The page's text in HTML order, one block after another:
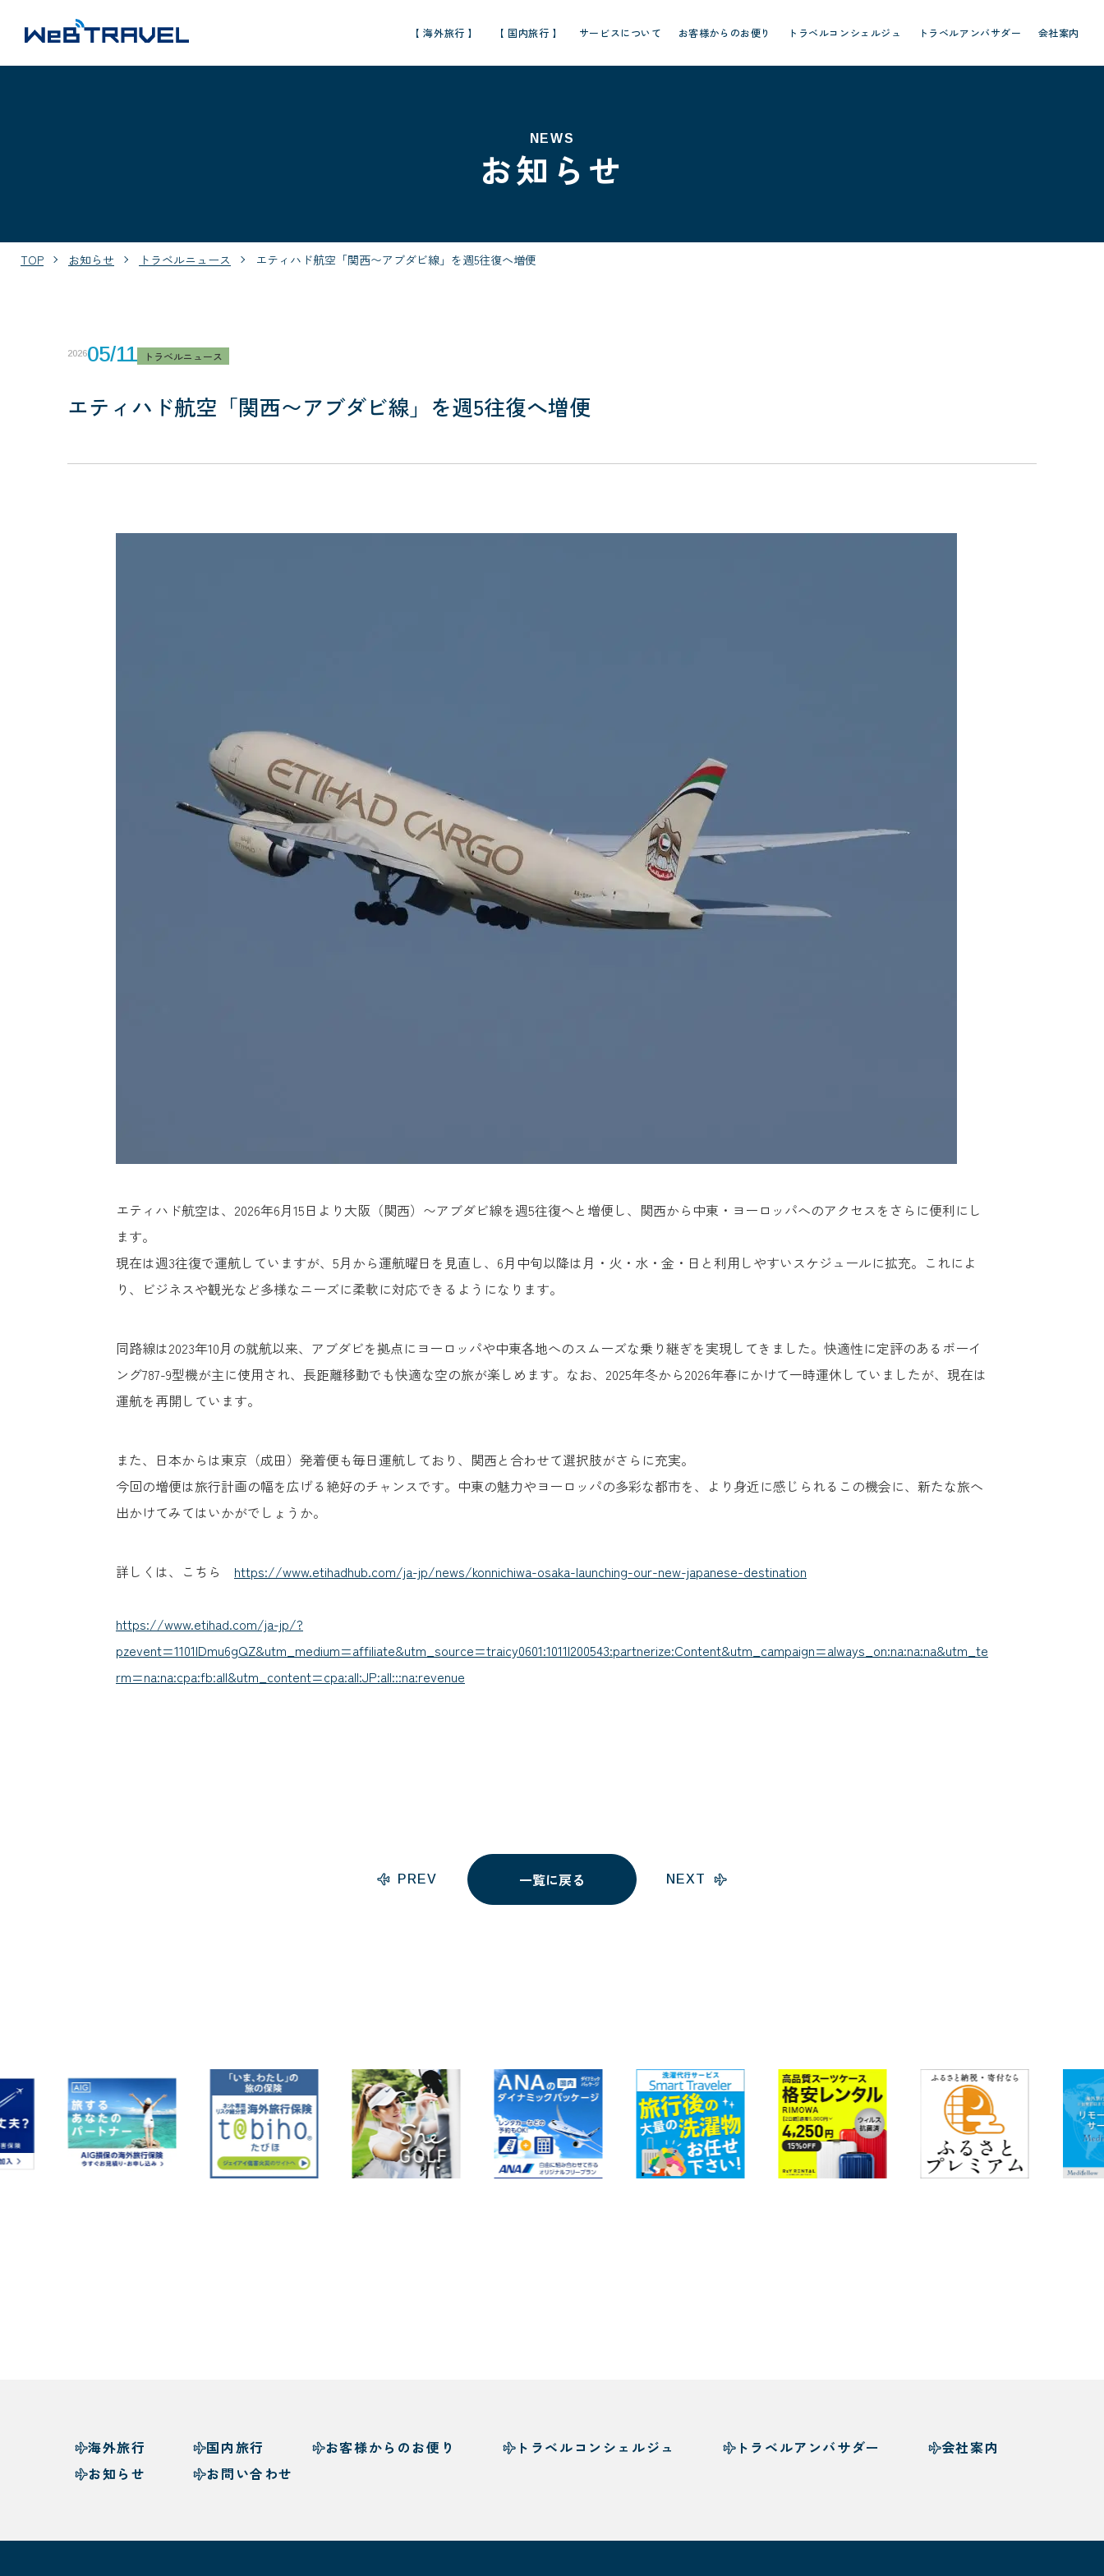
【 海外旅行 】 【 国内旅行 】 サービスについて お客様からのお便り トラベルコンシェルジュ トラベルアンバサダー 会社案内
NEWS
お知らせ
TOP お知らせ トラベルニュース エティハド航空「関西〜アブダビ線」を週5往復へ増便
202605/11 トラベルニュース
エティハド航空「関西〜アブダビ線」を週5往復へ増便
エティハド航空は、2026年6月15日より大阪（関西）〜アブダビ線を週5往復へと増便し、関西から中東・ヨーロッパへのアクセスをさらに便利にし
ます。
現在は週3往復で運航していますが、5月から運航曜日を見直し、6月中旬以降は月・火・水・金・日と利用しやすいスケジュールに拡充。これによ
り、ビジネスや観光など多様なニーズに柔軟に対応できるようになります。
同路線は2023年10月の就航以来、アブダビを拠点にヨーロッパや中東各地へのスムーズな乗り継ぎを実現してきました。快適性に定評のあるボーイ
ング787-9型機が主に使用され、長距離移動でも快適な空の旅が楽しめます。なお、2025年冬から2026年春にかけて一時運休していましたが、現在は
運航を再開しています。
また、日本からは東京（成田）発着便も毎日運航しており、関西と合わせて選択肢がさらに充実。
今回の増便は旅行計画の幅を広げる絶好のチャンスです。中東の魅力やヨーロッパの多彩な都市を、より身近に感じられるこの機会に、新たな旅へ
出かけてみてはいかがでしょうか。
詳しくは、こちら https://www.etihadhub.com/ja-jp/news/konnichiwa-osaka-launching-our-new-japanese-destination
https://www.etihad.com/ja-jp/?
pzevent=1101lDmu6gQZ&utm_medium=affiliate&utm_source=traicy0601:1011l200543:partnerize:Content&utm_campaign=always_on:na:na:na&utm_te
rm=na:na:cpa:fb:all&utm_content=cpa:all:JP:all:::na:revenue
PREV 一覧に戻る NEXT
海外旅行 国内旅行 お客様からのお便り トラベルコンシェルジュ トラベルアンバサダー
会社案内
お知らせ
お問い合わせ